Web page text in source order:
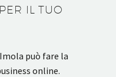
IL TUO
può fare la
online.